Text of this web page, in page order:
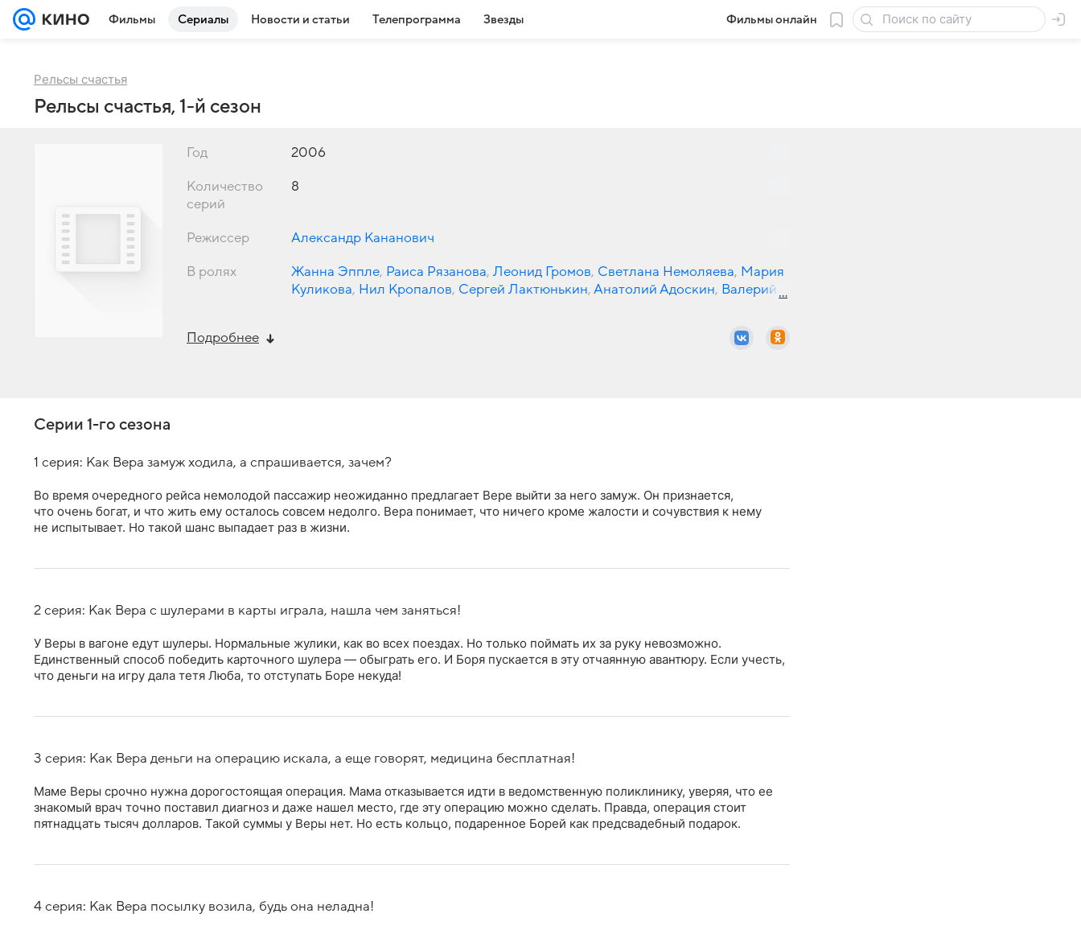
Фильмы Сериалы Новости и статьи Телепрограмма Звезды Фильмы онлайн
Рельсы счастья
Рельсы счастья, 1-й сезон
Год 2006
Количество
серий
8
Режиссер Александр Кананович
В ролях Жанна Эппле, Раиса Рязанова, Леонид Громов, Светлана Немоляева, Мария
Куликова, Нил Кропалов, Сергей Лактюнькин, Анатолий Адоскин, Валерий
Подробнее
Серии 1-го сезона
1 серия: Как Вера замуж ходила, а спрашивается, зачем?
Во время очередного рейса немолодой пассажир неожиданно предлагает Вере выйти за него замуж. Он признается,
что очень богат, и что жить ему осталось совсем недолго. Вера понимает, что ничего кроме жалости и сочувствия к нему
не испытывает. Но такой шанс выпадает раз в жизни.
2 серия: Как Вера с шулерами в карты играла, нашла чем заняться!
У Веры в вагоне едут шулеры. Нормальные жулики, как во всех поездах. Но только поймать их за руку невозможно.
Единственный способ победить карточного шулера — обыграть его. И Боря пускается в эту отчаянную авантюру. Если учесть,
что деньги на игру дала тетя Люба, то отступать Боре некуда!
3 серия: Как Вера деньги на операцию искала, а еще говорят, медицина бесплатная!
Маме Веры срочно нужна дорогостоящая операция. Мама отказывается идти в ведомственную поликлинику, уверяя, что ее
знакомый врач точно поставил диагноз и даже нашел место, где эту операцию можно сделать. Правда, операция стоит
пятнадцать тысяч долларов. Такой суммы у Веры нет. Но есть кольцо, подаренное Борей как предсвадебный подарок.
4 серия: Как Вера посылку возила, будь она неладна!